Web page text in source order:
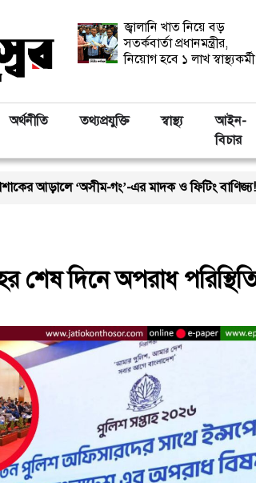
জ্বালানি খাত নিয়ে বড়
সতর্কবার্তা প্রধানমন্ত্রীর,
নিয়োগ হবে ১ লাখ স্বাস্থ্যকর্মী
অর্থনীতি তথ্যপ্রযুক্তি স্বাস্থ্য
আইন-
বিচার
গং’-এর মাদক ও ফিটিং বাণিজ্য! চার
শেষ দিনে অপরাধ